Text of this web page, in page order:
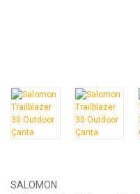
SALOMON